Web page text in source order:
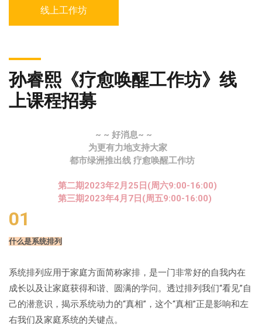
线上工作坊
孙睿熙《疗愈唤醒工作坊》线
上课程招募
~ ~ 好消息~ ~
为更有力地支持大家
都市绿洲推出线 疗愈唤醒工作坊
第二期2023年2月25日(周六9:00-16:00)
第三期2023年4月7日(周五9:00-16:00)
01
什么是系统排列
系统排列应用于家庭方面简称家排，是一门非常好的自我内在
成长以及让家庭获得和谐、圆满的学问。透过排列我们“看见”自
己的潜意识，揭示系统动力的“真相”，这个“真相”正是影响和左
右我们及家庭系统的关键点。